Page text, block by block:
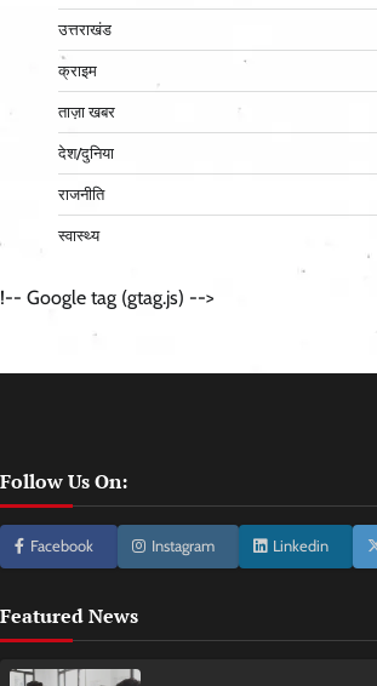
उत्तराखंड
क्राइम
ताज़ा खबर
देश/दुनिया
राजनीति
स्वास्थ्य
!-- Google tag (gtag.js) -->
Follow Us On:
Facebook Instagram Linkedin
Featured News